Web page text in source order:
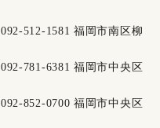
092-512-1581 福岡市南区柳
092-781-6381 福岡市中央区
092-852-0700 福岡市中央区